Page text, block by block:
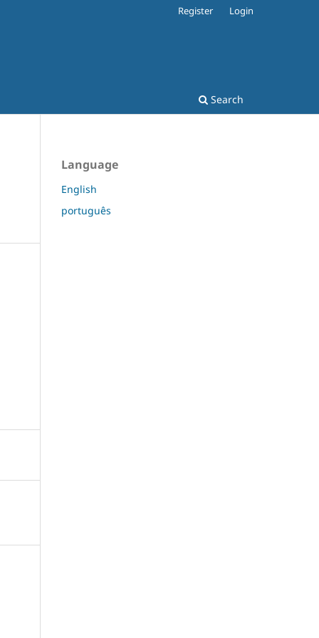
Search
Register Login
Language
English
português